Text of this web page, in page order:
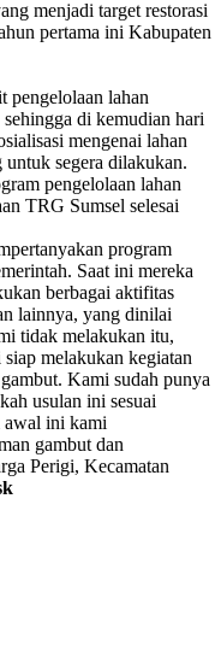
menjadi target restorasi
pertama ini Kabupaten
pengelolaan lahan
di kemudian hari
mengenai lahan
untuk segera dilakukan.
pengelolaan lahan
TRG Sumsel selesai
program
Saat ini mereka
berbagai aktifitas
lainnya, yang dinilai
tidak melakukan itu,
melakukan kegiatan
Kami sudah punya
usulan ini sesuai
awal ini kami
gambut dan
Perigi, Kecamatan